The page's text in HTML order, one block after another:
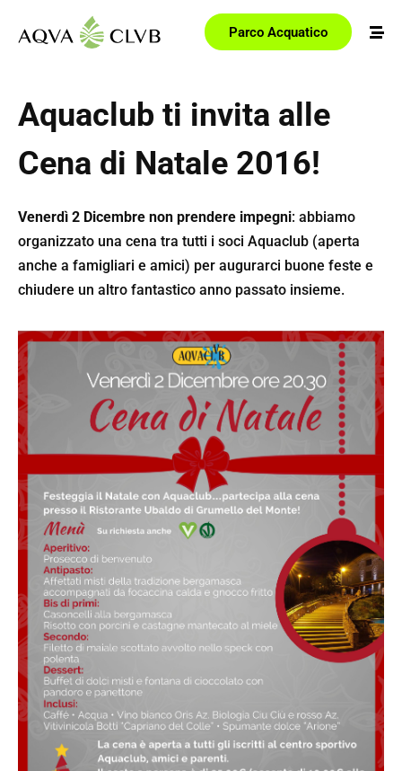
Parco Acquatico
Aquaclub ti invita alle
Cena di Natale 2016!
Venerdì 2 Dicembre non prendere impegni: abbiamo
organizzato una cena tra tutti i soci Aquaclub (aperta
anche a famigliari e amici) per augurarci buone feste e
chiudere un altro fantastico anno passato insieme.